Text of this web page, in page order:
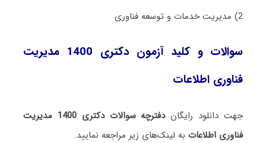
2) مدیریت خدمات و توسعه فناوری
سوالات و کلید آزمون دکتری 1400 مدیریت
فناوری اطلاعات
جهت دانلود رایگان
دفترچه سوالات دکتری 1400 مدیریت
فناوری اطلاعاتبه لینک‌های زیر مراجعه نمایید.